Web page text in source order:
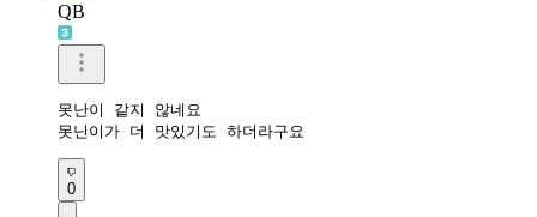
QB
못난이 같지 않네요
못닌이가 더 맛있기도 하더라구요
0